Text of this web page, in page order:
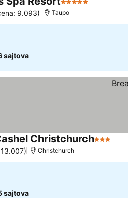
5 Zvezdice
9.093) Taupo
sajtova
Christchurch3
Christchurch
sajtova